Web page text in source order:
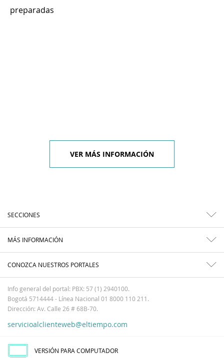
preparadas
VER MÁS INFORMACIÓN
SECCIONES
MÁS INFORMACIÓN
CONOZCA NUESTROS PORTALES
Info general del portal: PBX: 57 (1) 2940100.
Bogotá 5714444 - Línea Nacional 01 8000 110 211.
Dirección: Av. Calle 26 # 68B-70.
servicioalclienteweb@eltiempo.com
VERSIÓN PARA COMPUTADOR